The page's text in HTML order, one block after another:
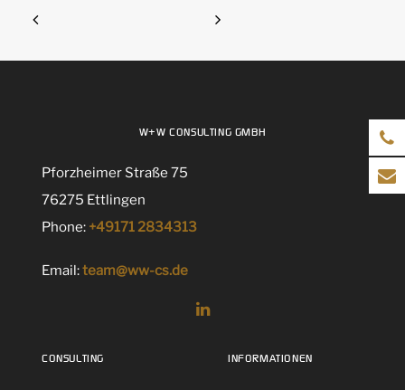
W+W CONSULTING GMBH
Pforzheimer Straße 75
76275 Ettlingen
Phone: +49171 2834313
Email:team@ww-cs.de
CONSULTING INFORMATIONEN